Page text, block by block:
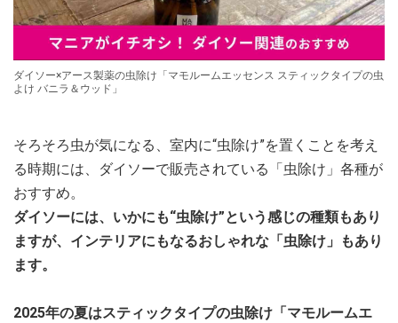
ダイソー×アース製薬の虫除け「マモルームエッセンス スティックタイプの虫
よけ バニラ＆ウッド」
そろそろ虫が気になる、室内に“虫除け”を置くことを考え
る時期には、ダイソーで販売されている「虫除け」各種が
おすすめ。
ダイソーには、いかにも“虫除け”という感じの種類もあり
ますが、インテリアにもなるおしゃれな「虫除け」もあり
ます。
2025年の夏はスティックタイプの虫除け「マモルームエ